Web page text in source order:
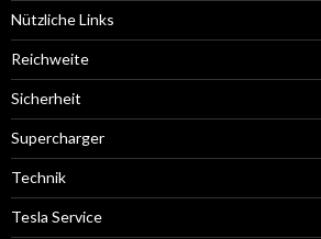
Nützliche Links
Reichweite
Sicherheit
Supercharger
Technik
Tesla Service